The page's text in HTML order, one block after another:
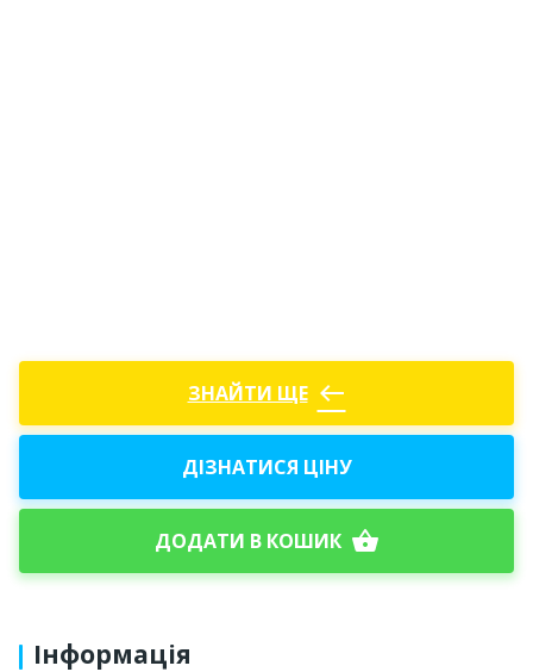
ЗНАЙТИ ЩЕ west
ДІЗНАТИСЯ ЦІНУ
ДОДАТИ В КОШИК shopping_basket
Інформація